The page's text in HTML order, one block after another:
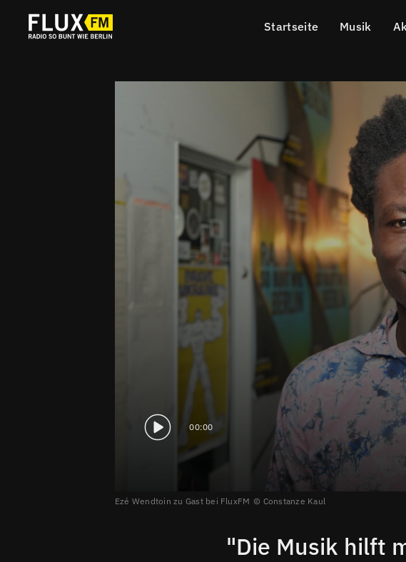
Startseite Musik
00:00
Ezé Wendtoin zu Gast bei FluxFM Constanze Kaul
"Die Musik hilft